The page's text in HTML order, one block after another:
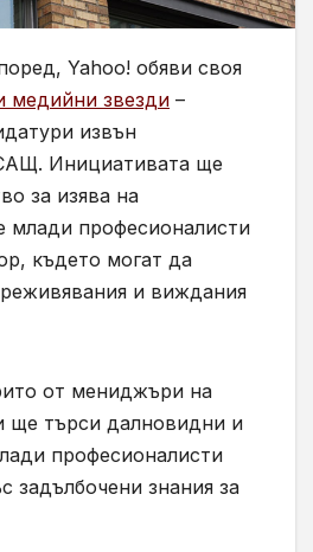
Yahoo! обяви своя
медийни звезди –
извън
Инициативата ще
за изява на
млади професионалисти
където могат да
и виждания
от мениджъри на
ще търси далновидни и
професионалисти
задълбочени знания за